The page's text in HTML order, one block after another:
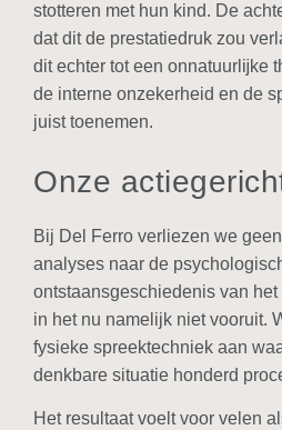
stotteren met hun kind. De
dat dit de prestatiedruk zou
dit echter tot een onnatuurlĳke
de interne onzekerheid en de
juist toenemen.
Onze
Bij Del Ferro verliezen we
analyses naar de
ontstaansgeschiedenis van
in het nu namelijk niet vooruit.
fysieke spreektechniek aan
denkbare situatie honderd
Het resultaat voelt voor velen